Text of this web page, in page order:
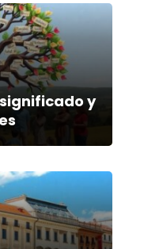
y